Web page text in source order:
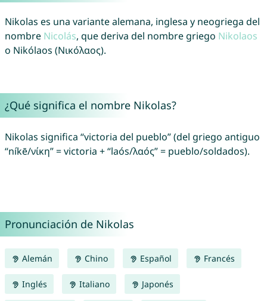
Nikolas es una variante alemana, inglesa y neogriega del
nombre Nicolás, que deriva del nombre griego Nikolaos
o Nikólaos (Νικόλαος).
¿Qué significa el nombre Nikolas?
Nikolas significa “victoria del pueblo” (del griego antiguo
“níkē/νίκη” = victoria + “laós/λαός” = pueblo/soldados).
Pronunciación de Nikolas
Alemán Chino Español Francés
Inglés Italiano Japonés